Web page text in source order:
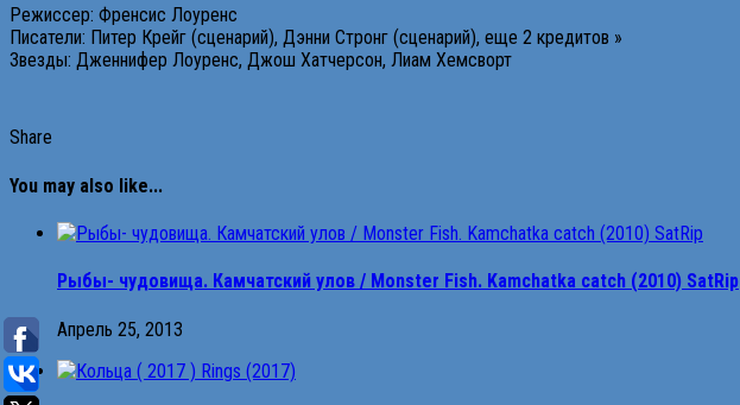
Режиссер: Френсис Лоуренс
Писатели: Питер Крейг (сценарий), Дэнни Стронг (сценарий), еще 2 кредитов »
Звезды: Дженнифер Лоуренс, Джош Хатчерсон, Лиам Хемсворт
Share
You may also like...
Рыбы- чудовища. Камчатский улов / Monster Fish. Kamchatka catch (2010) SatRip
Апрель 25, 2013